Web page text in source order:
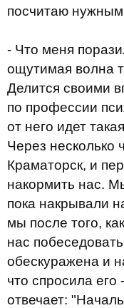
посчитаю
- Что меня
ощутимая волна
Делится своими
по профессии
от него идет
Через несколько
Краматорск, и
накормить нас.
пока накрывали
мы после того,
нас
обескуражена и
что спросила
отвечает: